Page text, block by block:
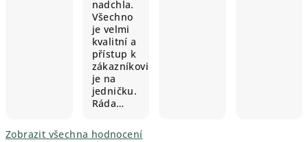
nadchla.
Všechno
je velmi
kvalitní a
přístup k
zákazníkovi
je na
jedničku.
Ráda…
Zobrazit všechna hodnocení